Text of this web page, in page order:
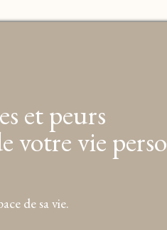
et peurs
votre vie perso
de sa vie.